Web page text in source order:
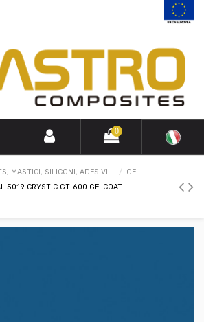
0
MASTICI, SILICONI, ADESIVI...
GEL
5019 CRYSTIC GT-600 GELCOAT